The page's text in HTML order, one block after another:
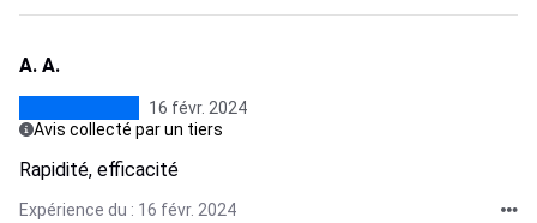
A. A.
16 févr. 2024
Avis collecté par un tiers
Rapidité, efficacité
Expérience du : 16 févr. 2024